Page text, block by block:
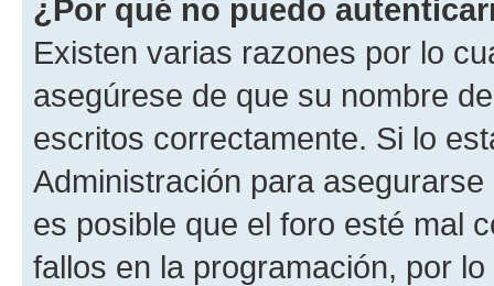
¿Por qué no puedo
Existen varias razones por lo
asegúrese de que su nombre
escritos correctamente. Si lo
Administración para
es posible que el foro esté mal
fallos en la programación, por